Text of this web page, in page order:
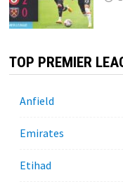
TOP PREMIER
Anfield
Emirates
Etihad